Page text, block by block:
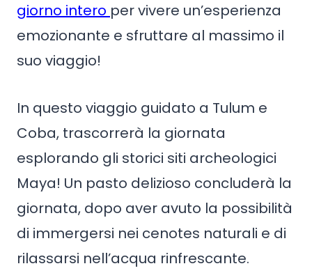
giorno intero per vivere un’esperienza
emozionante e sfruttare al massimo il
suo viaggio!
In questo viaggio guidato a Tulum e
Coba, trascorrerà la giornata
esplorando gli storici siti archeologici
Maya! Un pasto delizioso concluderà la
giornata, dopo aver avuto la possibilità
di immergersi nei cenotes naturali e di
rilassarsi nell’acqua rinfrescante.